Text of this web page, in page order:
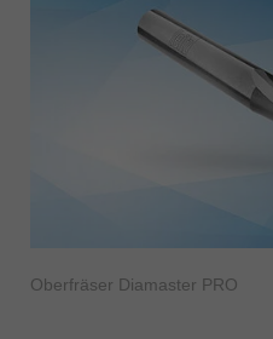
Oberfräser Diamaster PRO